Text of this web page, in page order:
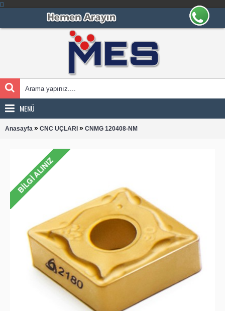
MENÜ
Anasayfa » CNC UÇLARI » CNMG 120408-NM